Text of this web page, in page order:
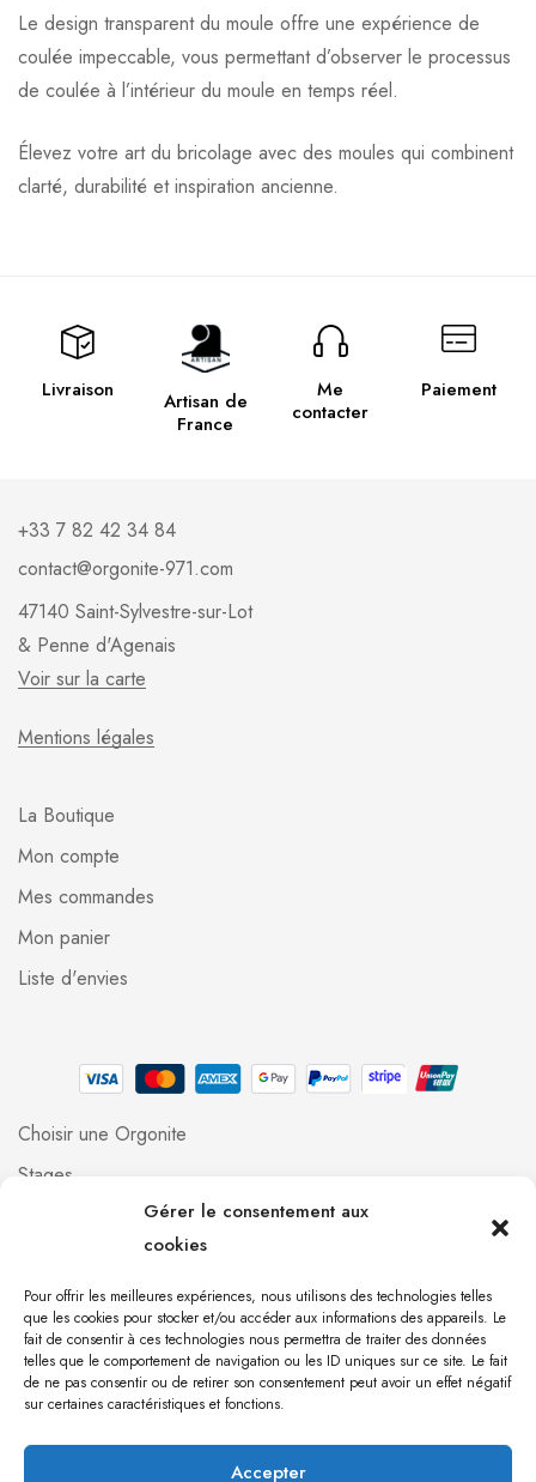
Gérer le consentement aux
cookies
Pour offrir les meilleures expériences, nous utilisons des technologies telles
que les cookies pour stocker et/ou accéder aux informations des appareils. Le
fait de consentir à ces technologies nous permettra de traiter des données
telles que le comportement de navigation ou les ID uniques sur ce site. Le fait
de ne pas consentir ou de retirer son consentement peut avoir un effet négatif
sur certaines caractéristiques et fonctions.
Accepter
Le design transparent du moule offre une expérience de
coulée impeccable, vous permettant d’observer le processus
de coulée à l’intérieur du moule en temps réel.
Élevez votre art du bricolage avec des moules qui combinent
clarté, durabilité et inspiration ancienne.
Livraison
Artisan de
France
Me
contacter
Paiement
+33 7 82 42 34 84
contact@orgonite-971.com
47140 Saint-Sylvestre-sur-Lot
& Penne d'Agenais
Voir sur la carte
Mentions légales
La Boutique
Mon compte
Mes commandes
Mon panier
Liste d'envies
Choisir une Orgonite
Stages
Foire aux questions
Qui suis-je ?
Contact
[mailpoet_form id="1"]